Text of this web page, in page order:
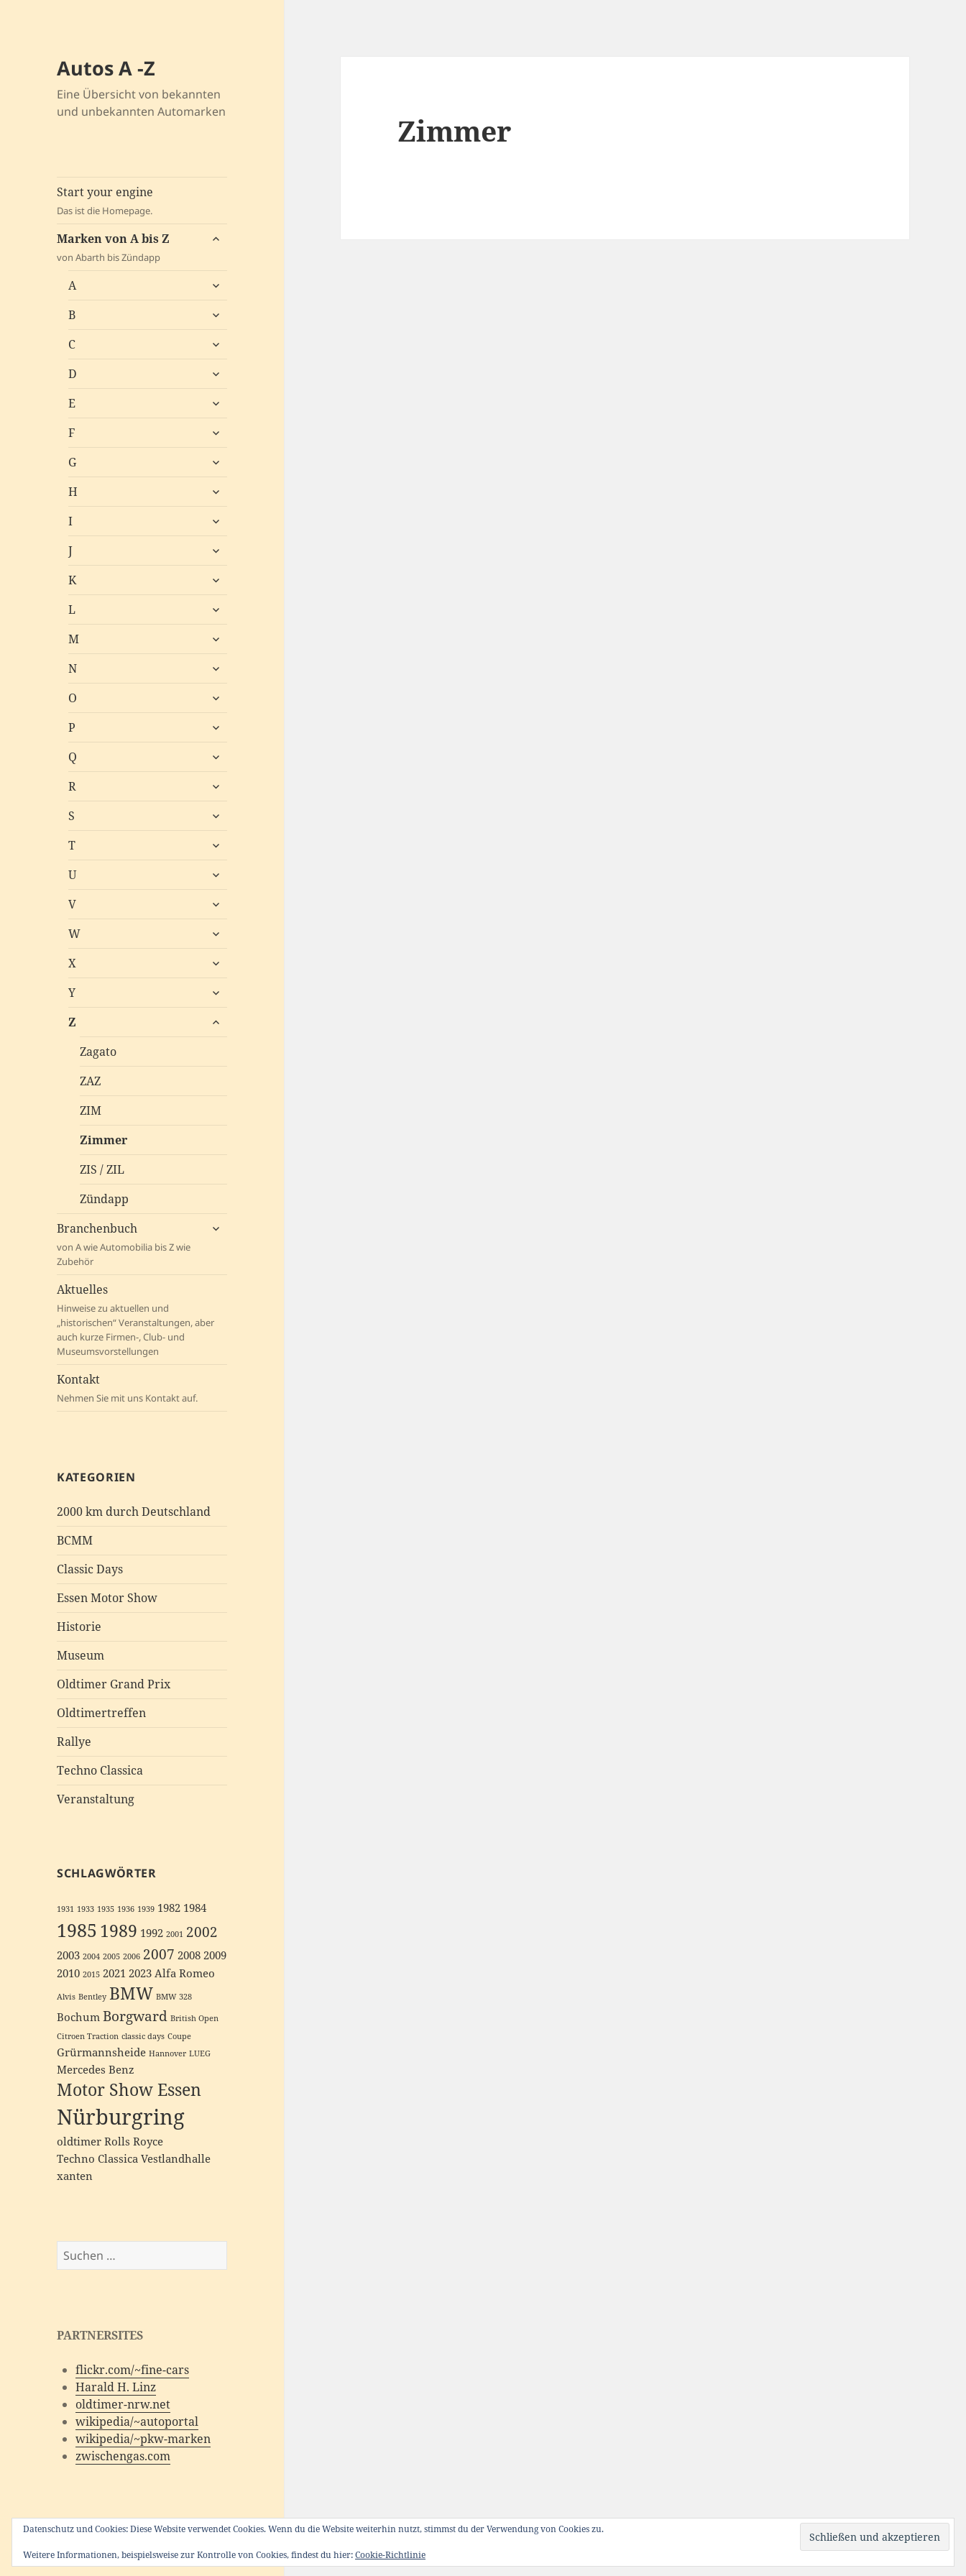
Autos A -Z
Eine Übersicht von bekannten
und unbekannten Automarken
Start your engine
Das ist die Homepage.
Marken von A bis Z
von Abarth bis Zündapp
untermenü
A
untermenü
B
untermenü
C
untermenü
D
untermenü
E
untermenü
F
untermenü
G
untermenü
H
untermenü
I
untermenü
J
untermenü
K
untermenü
L
untermenü
M
untermenü
N
untermenü
O
untermenü
P
untermenü
Q
untermenü
R
untermenü
S
untermenü
T
untermenü
U
untermenü
V
untermenü
W
untermenü
X
untermenü
Y
untermenü
Z
untermenü
Zagato
ZAZ
ZIM
Zimmer
ZIS / ZIL
Zündapp
Branchenbuch
von A wie Automobilia bis Z wie
Zubehör
untermenü
Aktuelles
Hinweise zu aktuellen und
„historischen“ Veranstaltungen, aber
auch kurze Firmen-, Club- und
Museumsvorstellungen
Kontakt
Nehmen Sie mit uns Kontakt auf.
KATEGORIEN
2000 km durch Deutschland
BCMM
Classic Days
Essen Motor Show
Historie
Museum
Oldtimer Grand Prix
Oldtimertreffen
Rallye
Techno Classica
Veranstaltung
SCHLAGWÖRTER
1931 1933 1935 1936 1939 1982 1984
19851989 1992 2001 2002
2003 2004 2005 2006 2007 20082009
2010 2015 2021 2023Alfa Romeo
Alvis Bentley BMW BMW 328
BochumBorgward British Open
Citroen Traction classic days Coupe
Grürmannsheide Hannover LUEG
Mercedes Benz
Motor Show Essen
Nürburgring
oldtimerRolls Royce
Techno ClassicaVestlandhalle
xanten
Suchen
nach:
PARTNERSITES
flickr.com/~fine-cars
Harald H. Linz
oldtimer-nrw.net
wikipedia/~autoportal
wikipedia/~pkw-marken
zwischengas.com
Zimmer
Datenschutz und Cookies: Diese Website verwendet Cookies. Wenn du die Website weiterhin nutzt, stimmst du der Verwendung von Cookies zu.
Weitere Informationen, beispielsweise zur Kontrolle von Cookies, findest du hier:Cookie-Richtlinie